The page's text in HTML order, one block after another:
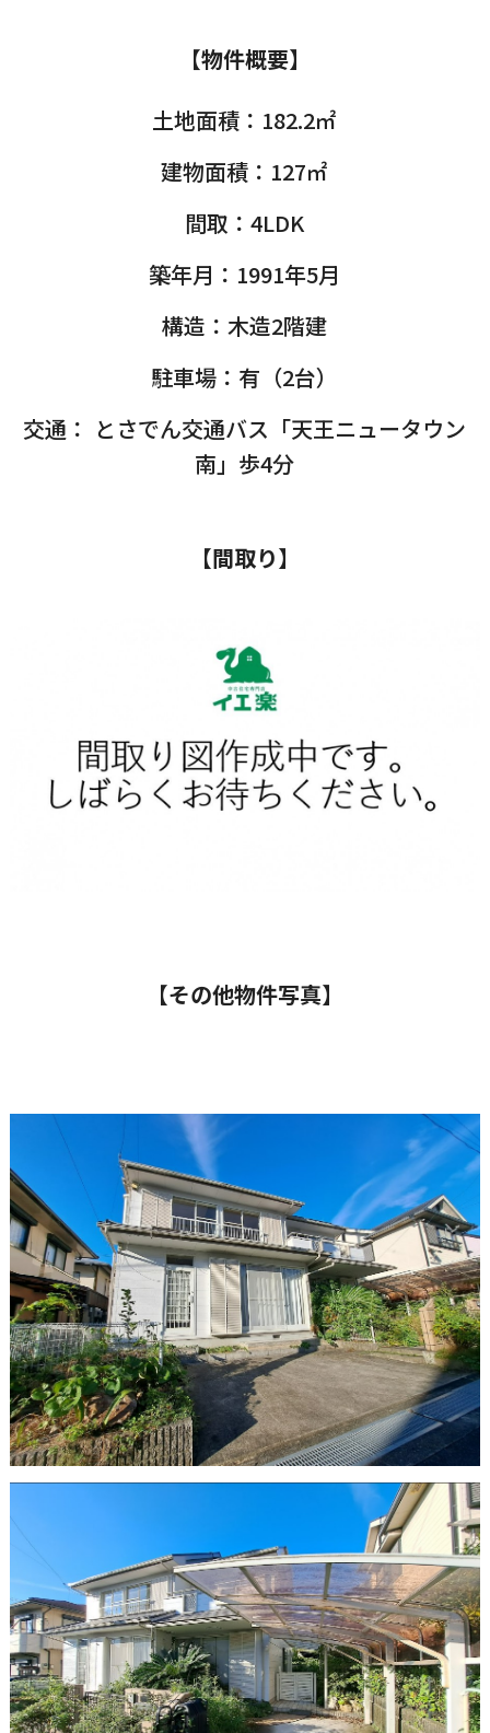
【物件概要】
土地面積：182.2㎡
建物面積：127㎡
間取：4LDK
築年月：1991年5月
構造：木造2階建
駐車場：有（2台）
交通： とさでん交通バス「天王ニュータウン
南」歩4分
【間取り】
【その他物件写真】